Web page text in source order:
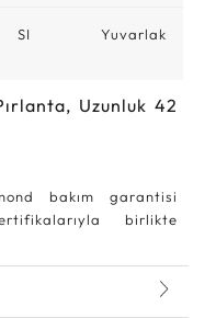
SI Yuvarlak
Uzunluk 42
bakım garantisi
birlikte